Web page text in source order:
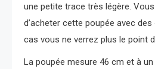
une petite trace très légère.
d’acheter cette poupée avec
cas vous ne verrez plus le point
La poupée mesure 46 cm et à